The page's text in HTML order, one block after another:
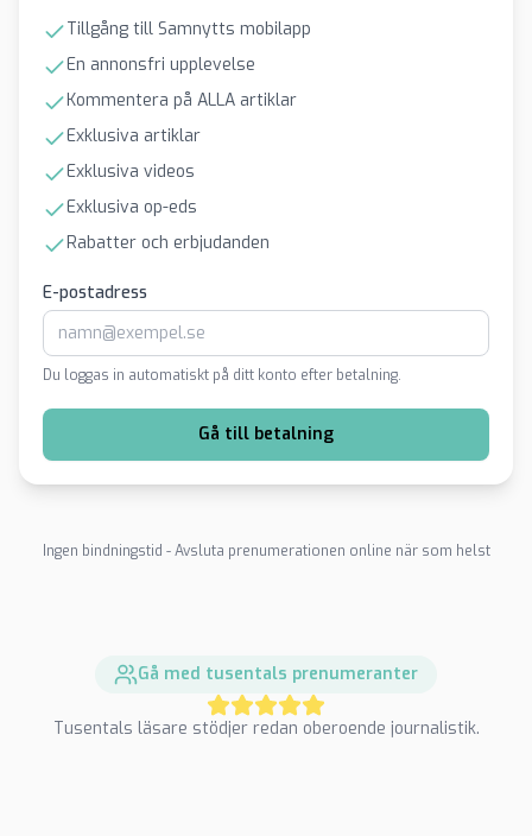
Tillgång till Samnytts mobilapp
En annonsfri upplevelse
Kommentera på ALLA artiklar
Exklusiva artiklar
Exklusiva videos
Exklusiva op-eds
Rabatter och erbjudanden
E-postadress
Du loggas in automatiskt på ditt konto efter betalning.
Gå till betalning
Ingen bindningstid - Avsluta prenumerationen online när som helst
Gå med tusentals prenumeranter
Tusentals läsare stödjer redan oberoende journalistik.